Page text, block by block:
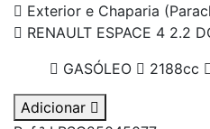
Exterior e Chaparia
RENAULT ESPACE 4 2.2
GASÓLEO
2188cc
Adicionar